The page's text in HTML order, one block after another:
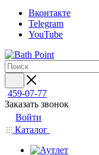
Вконтакте
Telegram
YouTube
459-07-77
Заказать звонок
Войти
Каталог